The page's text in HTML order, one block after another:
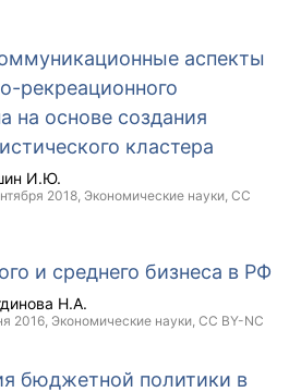
аспекты
рекреационного
на основе создания
кластера
И.Ю.
2018, Экономические науки, CC
и среднего бизнеса в РФ
Н.А.
2016, Экономические науки, CC BY-NC
бюджетной политики в